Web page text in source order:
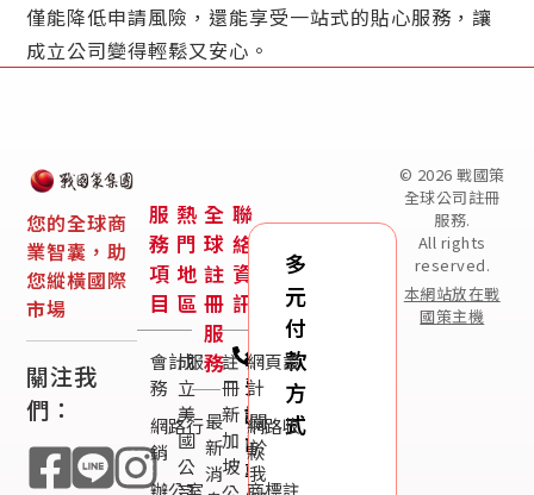
僅能降低申請風險，還能享受一站式的貼心服務，讓
成立公司變得輕鬆又安心。
您的全球商
業智囊，助
您縱橫國際
市場
關注我
們：
服
務
項
目
會計服
務
網頁設
計
網路行
銷
網路收
款
辦公室
商標註
熱
門
地
區
成
立
美
國
公
註
冊
新
加
坡
全
球
註
冊
服
務
最
新
消
關
於
我
聯
絡
資
訊
免
費
諮
詢
專
多
元
付
款
方
式
© 2026 戰國策
全球公司註冊
服務.
All rights
reserved.
本網站放在戰
國策主機